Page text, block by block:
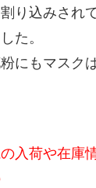
り込みされ
た。
にもマスク
入荷や在庫